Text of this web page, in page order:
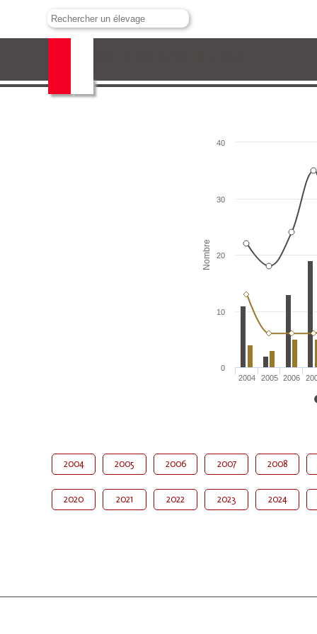
Nombre
2004 2005 2006
0
10
20
30
40
2004 2005 2006 2007 2008
2020 2021 2022 2023 2024